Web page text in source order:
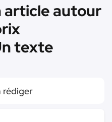
article autour
texte
rédiger